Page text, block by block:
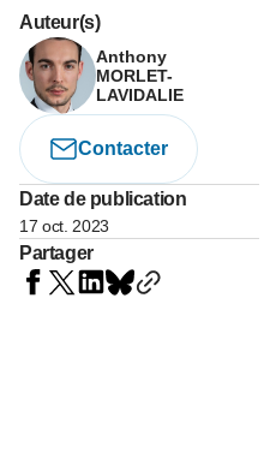
Voir tous les économistes
Auteur(s)
Anthony
MORLET-
LAVIDALIE
Contacter
Date de publication
17 oct. 2023
Partager